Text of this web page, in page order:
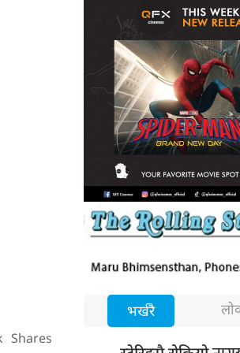
Shares
भर्खरै